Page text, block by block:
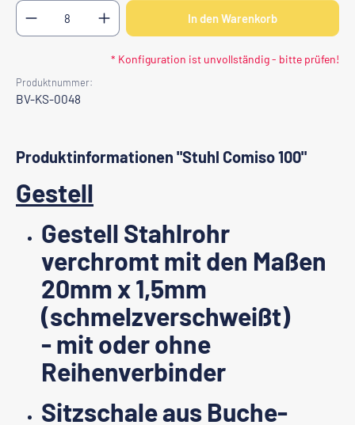
Produkt Anzahl: Gib den gewünschten Wert ein
In den Warenkorb
* Konfiguration ist unvollständig - bitte prüfen!
Produktnummer:
BV-KS-0048
Produktinformationen "Stuhl Comiso 100"
Gestell
Gestell Stahlrohr
verchromt mit den Maßen
20mm x 1,5mm
(schmelzverschweißt)
- mit oder ohne
Reihenverbinder
Sitzschale aus Buche-